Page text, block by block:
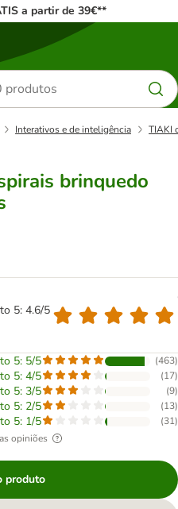
a partir de 39€**
Interativos e de inteligência TIAKI
brinquedo
5: 4.6/5
5: 5/5 (463)
5: 4/5 (17)
5: 3/5 (9)
5: 2/5 (13)
5: 1/5 (31)
opiniões
produto